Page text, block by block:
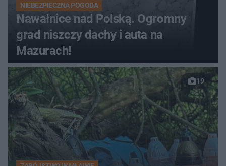
NIEBEZPIECZNA POGODA
Nawałnice nad Polską. Ogromny
grad niszczy dachy i auta na
Mazurach!
19